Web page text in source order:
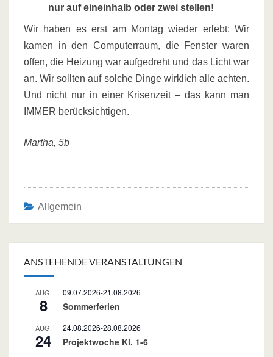
nur auf eineinhalb oder zwei stellen!
Wir haben es erst am Montag wieder erlebt: Wir
kamen in den Computerraum, die Fenster waren
offen, die Heizung war aufgedreht und das Licht war
an. Wir sollten auf solche Dinge wirklich alle achten.
Und nicht nur in einer Krisenzeit – das kann man
IMMER berücksichtigen.
Martha, 5b
Allgemein
navigation
ANSTEHENDE VERANSTALTUNGEN
AUG.
8
09.07.2026-21.08.2026
Sommerferien
AUG.
24
24.08.2026-28.08.2026
Projektwoche Kl. 1-6